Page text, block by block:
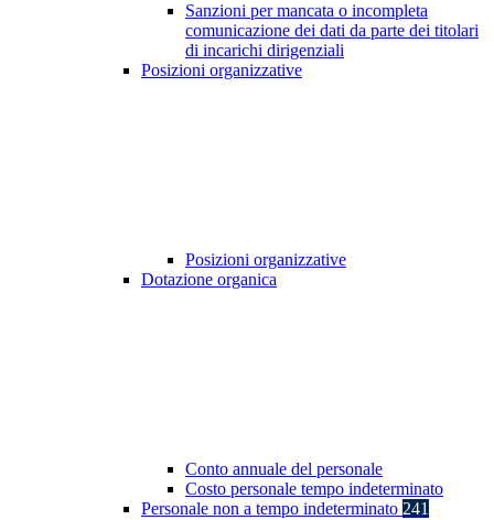
Sanzioni per mancata o incompleta
comunicazione dei dati da parte dei titolari
di incarichi dirigenziali
Posizioni organizzative
Posizioni organizzative
Dotazione organica
Conto annuale del personale
Costo personale tempo indeterminato
Personale non a tempo indeterminato 241